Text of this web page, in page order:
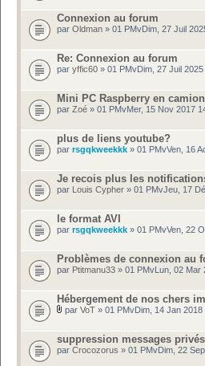
Connexion au forum
par Oldman » 01 PMvDim, 27 Juil
Re: Connexion au forum
par yffic60 » 01 PMvDim, 27 Juil
Mini PC Raspberry en camion
par Zoé » 01 PMvMer, 15 Nov 2017
plus de liens youtube?
par rsgqkweekkk » 01 PMvVen, 16
Je recois plus les
par Louis Cypher » 01 PMvJeu, 17
le format AVI
par rsgqkweekkk » 01 PMvVen, 22
Problèmes de connexion au
par Ptitmanu33 » 01 PMvLun, 02 Mar
Hébergement de nos chers
par VoT » 01 PMvDim, 14 Jan
suppression messages privés
par Crocozorus » 01 PMvDim, 22